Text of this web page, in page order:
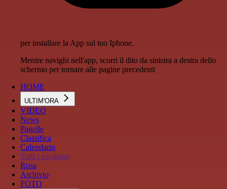
per installare la App sul tuo Iphone.
Mentre navighi nell'app, scorri il dito da sinistra a destra dello
schermo per tornare alle pagine precedenti
HOME
ULTIM'ORA
VIDEO
News
Pagelle
Classifica
Calendario
Tutti i sondaggi
Rosa
Archivio
FOTO